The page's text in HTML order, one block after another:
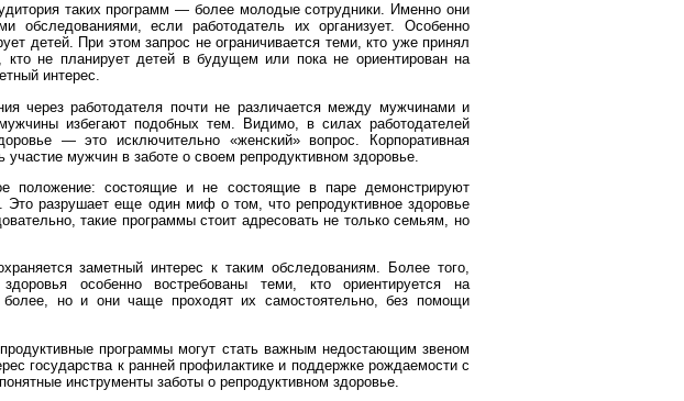
таких программ — более молодые сотрудники. Именно они
обследованиями, если работодатель их организует. Особенно
детей. При этом запрос не ограничивается теми, кто уже принял
не планирует детей в будущем или пока не ориентирован на
интерес.
через работодателя почти не различается между мужчинами и
избегают подобных тем. Видимо, в силах работодателей
— это исключительно «женский» вопрос. Корпоративная
мужчин в заботе о своем репродуктивном здоровье.
положение: состоящие и не состоящие в паре демонстрируют
Это разрушает еще один миф о том, что репродуктивное здоровье
такие программы стоит адресовать не только семьям, но
заметный интерес к таким обследованиям. Более того,
здоровья особенно востребованы теми, кто ориентируется на
но и они чаще проходят их самостоятельно, без помощи
программы могут стать важным недостающим звеном
государства к ранней профилактике и поддержке рождаемости с
инструменты заботы о репродуктивном здоровье.